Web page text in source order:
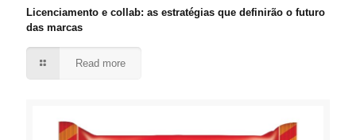
Licenciamento e collab: as estratégias que definirão o futuro
das marcas
Read more